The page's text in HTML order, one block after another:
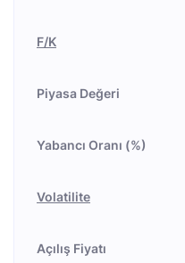
F/K
Piyasa Değeri
Yabancı Oranı (%)
Volatilite
Açılış Fiyatı